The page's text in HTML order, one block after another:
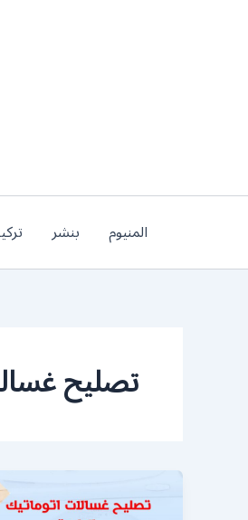
المنيوم بنشر
تصليح